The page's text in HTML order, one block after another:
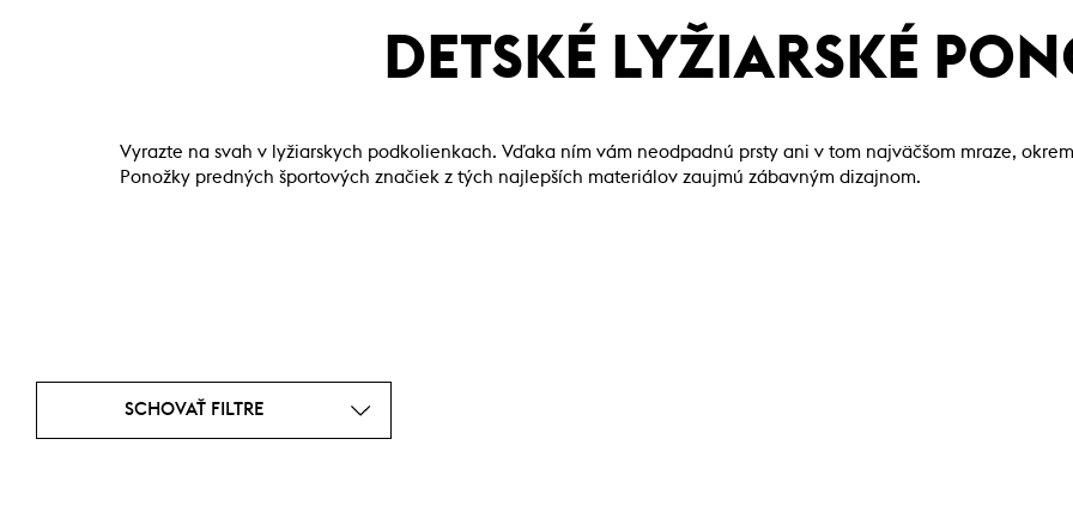
DETSKÉ LYŽIARSKÉ
Vyrazte na svah v lyžiarskych podkolienkach. Vďaka ním vám neodpadnú prsty ani v tom najväčšom mraze,
Ponožky predných športových značiek z tých najlepších materiálov zaujmú zábavným dizajnom.
SCHOVAŤ FILTRE